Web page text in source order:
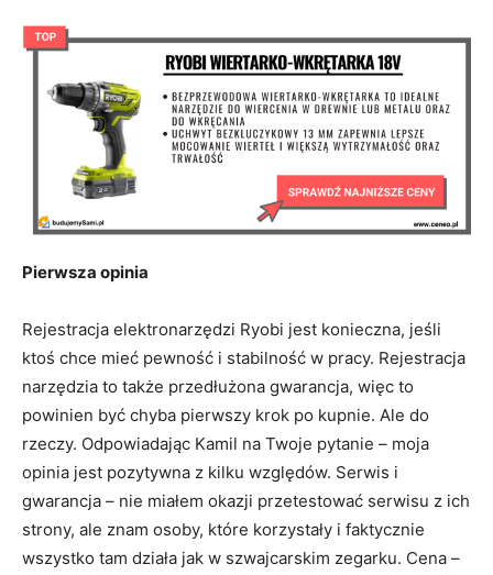
Pierwsza opinia
Rejestracja elektronarzędzi Ryobi jest konieczna, jeśli
ktoś chce mieć pewność i stabilność w pracy. Rejestracja
narzędzia to także przedłużona gwarancja, więc to
powinien być chyba pierwszy krok po kupnie. Ale do
rzeczy. Odpowiadając Kamil na Twoje pytanie – moja
opinia jest pozytywna z kilku względów. Serwis i
gwarancja – nie miałem okazji przetestować serwisu z ich
strony, ale znam osoby, które korzystały i faktycznie
wszystko tam działa jak w szwajcarskim zegarku. Cena –